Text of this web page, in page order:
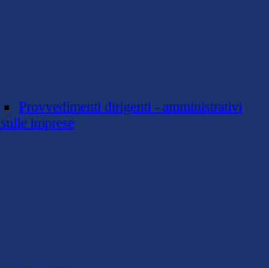
Provvedimenti dirigenti - amministrativi
imprese